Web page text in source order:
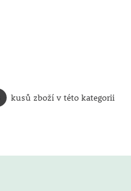
kusů zboží v této kategorii